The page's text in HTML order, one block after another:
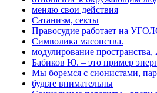
меняю свои действия
Сатанизм, секты
Правосудие работает на
Символика масонства.
модулирование
Бабиков Ю. – это пример
Мы боремся с сионистами,
будьте внимательны